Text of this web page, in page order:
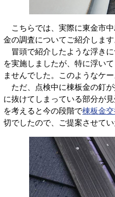
こちらでは、実際に東金市
金の調査についてご紹介します
冒頭で紹介したような浮きに
を実施しましたが、特に浮い
ませんでした。このようなケ
ただ、点検中に棟板金の釘
に抜けてしまっている部分が
を考えると今の段階で棟板金
切でしたので、ご提案させてい